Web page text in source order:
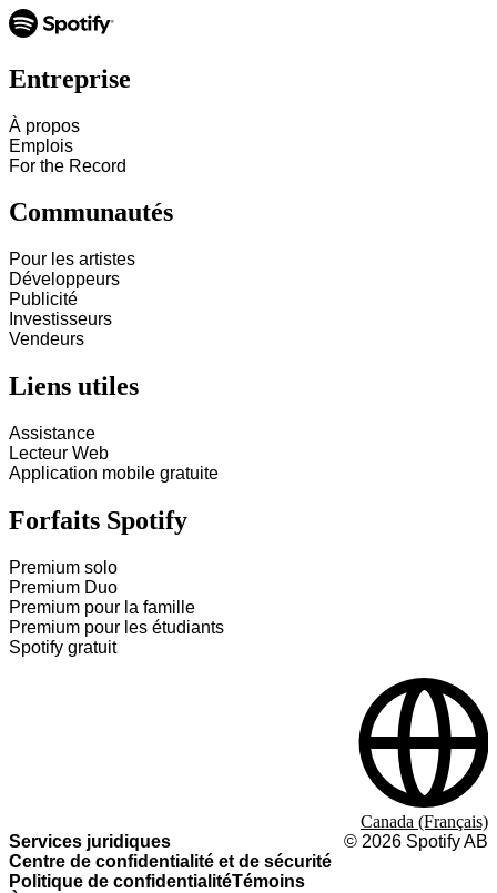
Entreprise
À propos
Emplois
For the Record
Communautés
Pour les artistes
Développeurs
Publicité
Investisseurs
Vendeurs
Liens utiles
Assistance
Lecteur Web
Application mobile gratuite
Forfaits Spotify
Premium solo
Premium Duo
Premium pour la famille
Premium pour les étudiants
Spotify gratuit
Services juridiques
Centre de confidentialité et de sécurité
Politique de confidentialitéTémoins
© 2026 Spotify AB
Canada (Français)